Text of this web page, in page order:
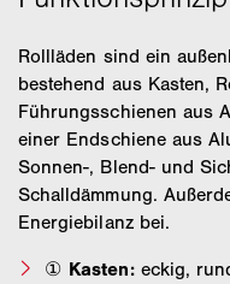
Rollläden sind ein
bestehend aus Kasten,
Führungsschienen aus
einer Endschiene aus
Sonnen-, Blend- und
Schalldämmung.
Energiebilanz bei.
① Kasten: eckig,